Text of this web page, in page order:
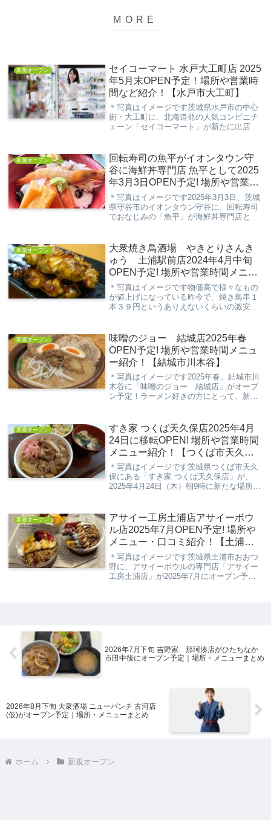
新規オープン
セイコーマート 水戸大工町店 2025
年5月末OPEN予定！場所や営業時
間など紹介！【水戸市大工町】
＊写真はイメージです茨城県水戸市の中心
街・大工町に、北海道発の人気コンビニチ
ェーン「セイコーマート」が新たに出店予
リアを利用する方々にとって、便利なスポ
ットとな...
新規オープン
回転寿司の魚平がイオンタウン守
谷に海鮮丼専門店 魚平として2025
年3月3日OPEN予定! 場所や営業時
間メニュー紹介！【守谷市百合ケ
丘】
＊写真はイメージです2025年3月3日、茨城
県守谷市のイオンタウン守谷に、回転寿司
でおなじみの「魚平」が海鮮丼専門店とし
の注目を集めています。今回は、この新店
舗「魚...
新規オープン
大衆焼き鳥酒場 やきとりさんき
ゅう 土浦駅前店2024年4月中旬
OPEN予定! 場所や営業時間メニュ
ー紹介！【土浦市大和町】
＊写真はイメージです物価高で様々なもの
が値上げになっている昨今で、焼き鳥串１
本３９円というありえないくらいの激安価
ープンします！今回の記事は、そんな新た
に出店する「...
新規オープン
味噌のジョー 結城店2025年春
OPEN予定! 場所や営業時間メニュ
ー紹介！【結城市川木谷】
＊写真はイメージです2025年春、結城市川
木谷に「味噌のジョー 結城店」がオープ
ン予定！ラーメン好きの方にとって、新た
んな新たに出店する「味噌のジョー 結城
店」の情...
新規オープン
すき家 つくば天久保店2025年4月
24日に移転OPEN! 場所や営業時間
メニュー紹介！【つくば市天久
保】
＊写真はイメージです茨城県つくば市天久
保にある「すき家 つくば天久保店」が、
2025年4月24日（木）朝9時に新たな場所へ
以前「エルトリート つくば学園店」があ
っ...
新規オープン
アサイー工房土浦店アサイーボウ
ル店2025年7月OPEN予定! 場所や
メニュー・口コミ紹介！【土浦市
おおつ野】
＊写真はイメージです茨城県土浦市おおつ
野に、アサイーボウルの専門店「アサイー
工房土浦店」が2025年7月にオープン予定
2026年7月下旬 吉野家 那珂湊店がひたちなか
市田中後にオープン予定｜場所・メニューまとめ
2026年8月下旬 大衆酒場 ニューパンチ 古河店
(仮)がオープン予定｜場所・メニューまとめ
ホーム 新規オープン